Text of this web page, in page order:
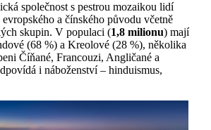
společnost s pestrou mozaikou lidí
a čínského původu včetně
skupin. V populaci (1,8 milionu) mají
(68 %) a Kreolové (28 %), několika
Číňané, Francouzi, Angličané a
i náboženství – hinduismus,